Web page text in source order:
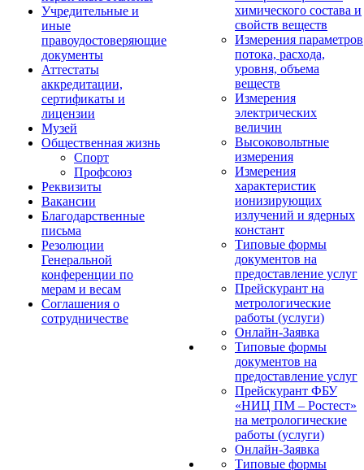
Учредительные и
иные
правоудостоверяющие
документы
Аттестаты
аккредитации,
сертификаты и
лицензии
Музей
Общественная жизнь
Спорт
Профсоюз
Реквизиты
Вакансии
Благодарственные
письма
Резолюции
Генеральной
конференции по
мерам и весам
Соглашения о
сотрудничестве
химического состава и
свойств веществ
Измерения параметров
потока, расхода,
уровня, объема
веществ
Измерения
электрических
величин
Высоковольтные
измерения
Измерения
характеристик
ионизирующих
излучений и ядерных
констант
Типовые формы
документов на
предоставление услуг
Прейскурант на
метрологические
работы (услуги)
Онлайн-Заявка
Типовые формы
документов на
предоставление услуг
Прейскурант ФБУ
«НИЦ ПМ – Ростест»
на метрологические
работы (услуги)
Онлайн-Заявка
Типовые формы